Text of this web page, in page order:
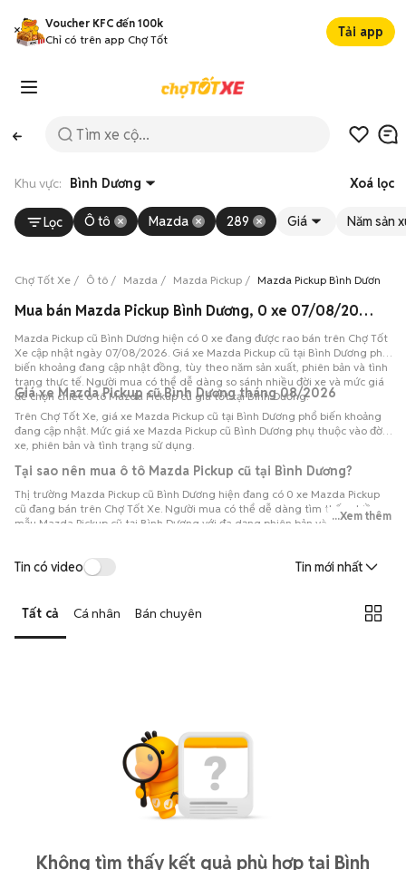
Voucher KFC đến 100k
Chỉ có trên app Chợ Tốt
Tải app
Khu vực: Bình Dương Xoá lọc
Lọc Ô tô Mazda 289 Giá Năm sản
Chợ Tốt Xe Ô tô Mazda Mazda Pickup Mazda Pickup Bình Dương
Mua bán Mazda Pickup Bình Dương, 0 xe 07/08/2026
Mazda Pickup cũ Bình Dương hiện có 0 xe đang được rao bán trên Chợ Tốt
Xe cập nhật ngày 07/08/2026. Giá xe Mazda Pickup cũ tại Bình Dương phổ
biến khoảng đang cập nhật đồng, tùy theo năm sản xuất, phiên bản và tình
trạng thực tế. Người mua có thể dễ dàng so sánh nhiều đời xe và mức giá
để chọn chiếc ô tô Mazda Pickup cũ giá tốt tại Bình Dương.
Giá xe Mazda Pickup cũ Bình Dương tháng 08/2026
Trên Chợ Tốt Xe, giá xe Mazda Pickup cũ tại Bình Dương phổ biến khoảng
đang cập nhật. Mức giá xe Mazda Pickup cũ Bình Dương phụ thuộc vào đời
xe, phiên bản và tình trạng sử dụng.
Tại sao nên mua ô tô Mazda Pickup cũ tại Bình Dương?
Thị trường Mazda Pickup cũ Bình Dương hiện đang có 0 xe Mazda Pickup
cũ đang bán trên Chợ Tốt Xe. Người mua có thể dễ dàng tìm thấy nhiều
mẫu Mazda Pickup cũ tại Bình Dương với đa dạng phiên bản và đời xe,
...Xem thêm
Tin có video Tin mới nhất
Tất cả Cá nhân Bán chuyên
Không tìm thấy kết quả phù hợp tại Bình